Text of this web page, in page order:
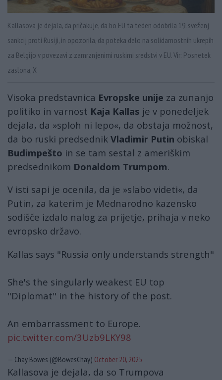
Kallasova je dejala, da pričakuje, da bo EU ta teden odobrila 19. sveženj
sankcij proti Rusiji, in opozorila, da poteka delo na solidarnostnih ukrepih
za Belgijo v povezavi z zamrznjenimi ruskimi sredstvi v EU. Vir: Posnetek
zaslona, X
Visoka predstavnica Evropske unije za zunanjo
politiko in varnost Kaja Kallas je v ponedeljek
dejala, da »sploh ni lepo«, da obstaja možnost,
da bo ruski predsednik Vladimir Putin obiskal
Budimpešto in se tam sestal z ameriškim
predsednikom Donaldom Trumpom.
V isti sapi je ocenila, da je »slabo videti«, da
Putin, za katerim je Mednarodno kazensko
sodišče izdalo nalog za prijetje, prihaja v neko
evropsko državo.
Kallas says "Russia only understands strength"
She's the singularly weakest EU top
"Diplomat" in the history of the post.
An embarrassment to Europe.
pic.twitter.com/3Uzb9LKY98
— Chay Bowes (@BowesChay) October 20, 2025
Kallasova je dejala, da so Trumpova